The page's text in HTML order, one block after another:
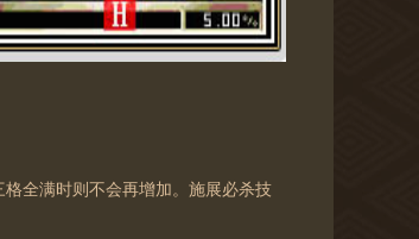
全满时则不会再增加。施展必杀技